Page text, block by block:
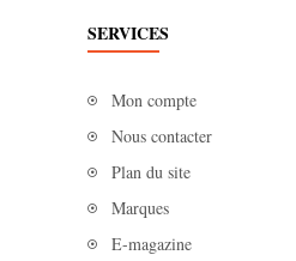
SERVICES
Mon compte
Nous contacter
Plan du site
Marques
E-magazine